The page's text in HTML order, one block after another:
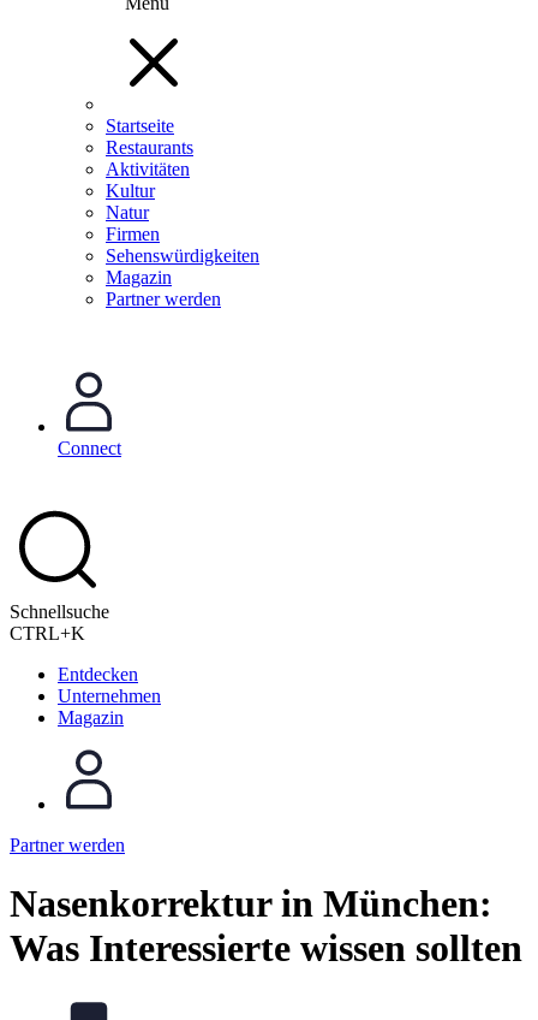
Startseite
Restaurants
Aktivitäten
Kultur
Natur
Firmen
Sehenswürdigkeiten
Magazin
Partner werden
Connect
Schnellsuche
CTRL+K
Entdecken
Unternehmen
Magazin
Partner werden
Nasenkorrektur in München:
Was Interessierte wissen sollten